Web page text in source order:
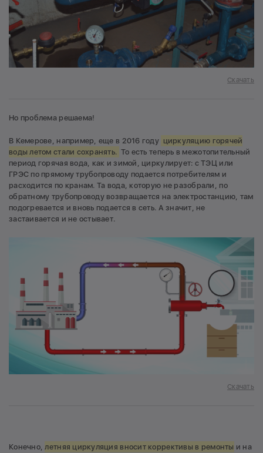
Скачать
Но проблема решаема!
В Кемерове, например, еще в 2016 году циркуляцию горячей
воды летом стали сохранять. То есть теперь в межотопительный
период горячая вода, как и зимой, циркулирует: с ТЭЦ или
ГРЭС по прямому трубопроводу подается потребителям и
расходится по кранам. Та вода, которую не разобрали, по
обратному трубопроводу возвращается на электростанцию, там
подогревается и вновь подается в сеть. А значит, не
застаивается и не остывает.
Скачать
Конечно,летняя циркуляция вносит коррективы в ремонты и на